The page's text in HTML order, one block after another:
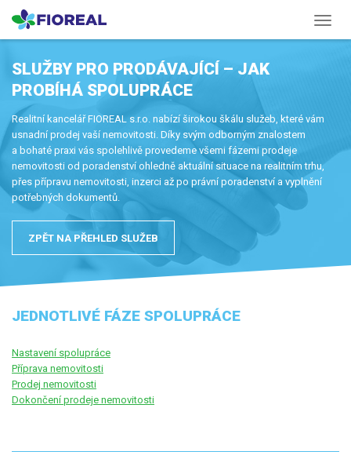
Menu
SLUŽBY PRO PRODÁVAJÍCÍ – JAK
PROBÍHÁ SPOLUPRÁCE
Realitní kancelář FIOREAL s.r.o. nabízí širokou škálu služeb, které vám
usnadní prodej vaší nemovitosti. Díky svým odborným znalostem
a bohaté praxi vás spolehlivě provedeme všemi fázemi prodeje
nemovitosti od poradenství ohledně aktuální situace na realitním trhu,
přes přípravu nemovitosti, inzerci až po právní poradenství a vyplnění
potřebných dokumentů.
ZPĚT NA PŘEHLED SLUŽEB
JEDNOTLIVÉ FÁZE SPOLUPRÁCE
Nastavení spolupráce
Příprava nemovitosti
Prodej nemovitosti
Dokončení prodeje nemovitosti